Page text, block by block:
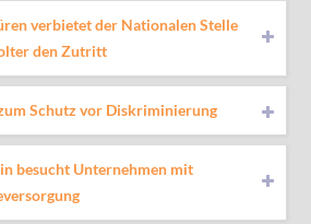
verbietet der Nationalen Stelle
den Zutritt
Schutz vor Diskriminierung
besucht Unternehmen mit